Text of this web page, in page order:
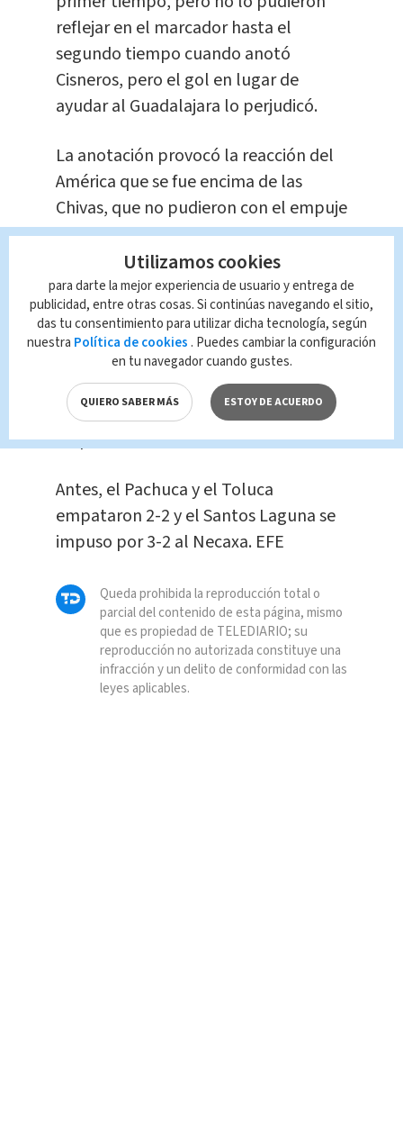
reflejar en el marcador hasta el
segundo tiempo cuando anotó
Cisneros, pero el gol en lugar de
ayudar al Guadalajara lo perjudicó.
La anotación provocó la reacción del
América que se fue encima de las
Chivas, que no pudieron con el empuje
de su rival y aceptaron los goles en
contra en dos minutos
La derrota, sexta del torneo, dejó al
Guadalajara con nueve puntos en el
último lugar de la clasificación al
combinarse con un victoria del Puebla
por 2-0 sobre el líder Monterrey al que
le quitó lo invicto.
Antes, el Pachuca y el Toluca
empataron 2-2 y el Santos Laguna se
impuso por 3-2 al Necaxa. EFE
Queda prohibida la reproducción total o
parcial del contenido de esta página, mismo
que es propiedad de TELEDIARIO; su
reproducción no autorizada constituye una
infracción y un delito de conformidad con las
leyes aplicables.
Utilizamos cookies
para darte la mejor experiencia de usuario y entrega de
publicidad, entre otras cosas. Si continúas navegando el sitio,
das tu consentimiento para utilizar dicha tecnología, según
nuestra Política de cookies . Puedes cambiar la configuración
en tu navegador cuando gustes.
QUIERO SABER MÁS ESTOY DE ACUERDO